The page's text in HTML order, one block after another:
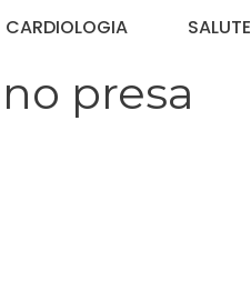
CARDIOLOGIA SALUTE
presa